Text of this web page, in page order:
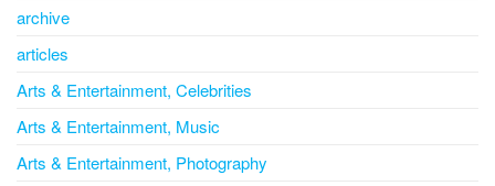
archive
articles
Arts & Entertainment, Celebrities
Arts & Entertainment, Music
Arts & Entertainment, Photography